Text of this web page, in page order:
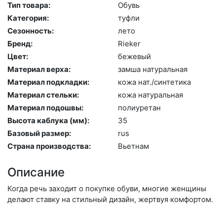
Тип товара:
Обувь
Категория:
туф­ли
Сезонность:
ле­то
Бренд:
Ri­eker
Цвет:
бе­жевый
Материал верха:
зам­ша на­тураль­ная
Материал подкладки:
ко­жа нат./син­те­тика
Материал стельки:
ко­жа на­тураль­ная
Материал подошвы:
по­ли­уре­тан
Высота каблука (мм):
35
Базовый размер:
rus
Страна производства:
Вь­ет­нам
Описание
Когда речь заходит о покупке обуви, многие женщины
делают ставку на стильный дизайн, жертвуя комфортом.